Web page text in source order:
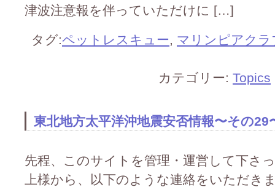
津波注意報を伴っていただけに […]
タグ:ペットレスキュー, マリンピアクラ
カテゴリー: Topics
東北地方太平洋沖地震安否情報〜その29
先程、このサイトを管理・運営して下さ
上様から、以下のような連絡をいただき